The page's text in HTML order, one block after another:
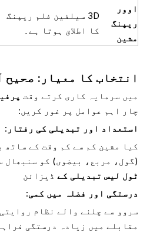
اوور
ریپنگ
مشین
3D سیلفین فلم ریپنگ
کا اطلاق ہوتا ہے۔
انتخاب کا معیار: صحیح
میں سرمایہ کاری کرتے وقت
چار اہم عوامل پر غور کریں:
استعداد اور تبدیلی کی رفتار:
کیا مشین کم سے کم وقت کے ساتھ
(گول، مربع، بیضوی) کو سنبھال
ٹول لیس تبدیلی کے ڈیزائن
درستگی اور فضلہ میں کمی:
سروو سے چلنے والے نظام
مقابلے میں زیادہ درستگی